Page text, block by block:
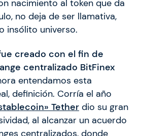
nacimiento al token que da
no deja de ser llamativa,
insólito universo.
creado con el fin de
centralizado BitFinex
entendamos esta
definición. Corría el año
Tether dio su gran
al alcanzar un acuerdo
centralizados, donde